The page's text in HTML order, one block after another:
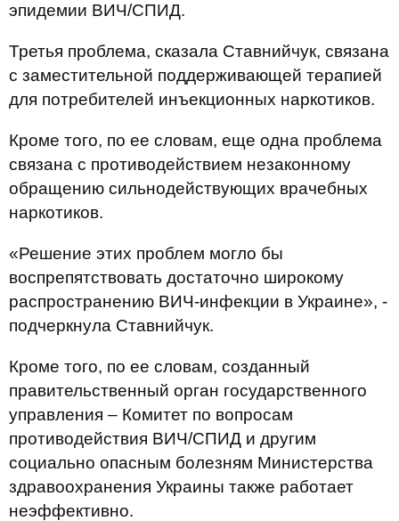
эпидемии ВИЧ/СПИД.
Третья проблема, сказала Ставнийчук, связана
с заместительной поддерживающей терапией
для потребителей инъекционных наркотиков.
Кроме того, по ее словам, еще одна проблема
связана с противодействием незаконному
обращению сильнодействующих врачебных
наркотиков.
«Решение этих проблем могло бы
воспрепятствовать достаточно широкому
распространению ВИЧ-инфекции в Украине», -
подчеркнула Ставнийчук.
Кроме того, по ее словам, созданный
правительственный орган государственного
управления – Комитет по вопросам
противодействия ВИЧ/СПИД и другим
социально опасным болезням Министерства
здравоохранения Украины также работает
неэффективно.